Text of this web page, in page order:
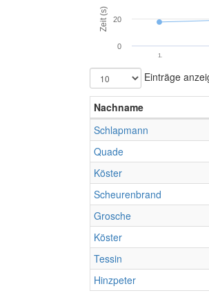
Zeit (s)
1.
0
20
Einträge
Nachname
Schlapmann
Quade
Köster
Scheurenbrand
Grosche
Köster
Tessin
Hinzpeter